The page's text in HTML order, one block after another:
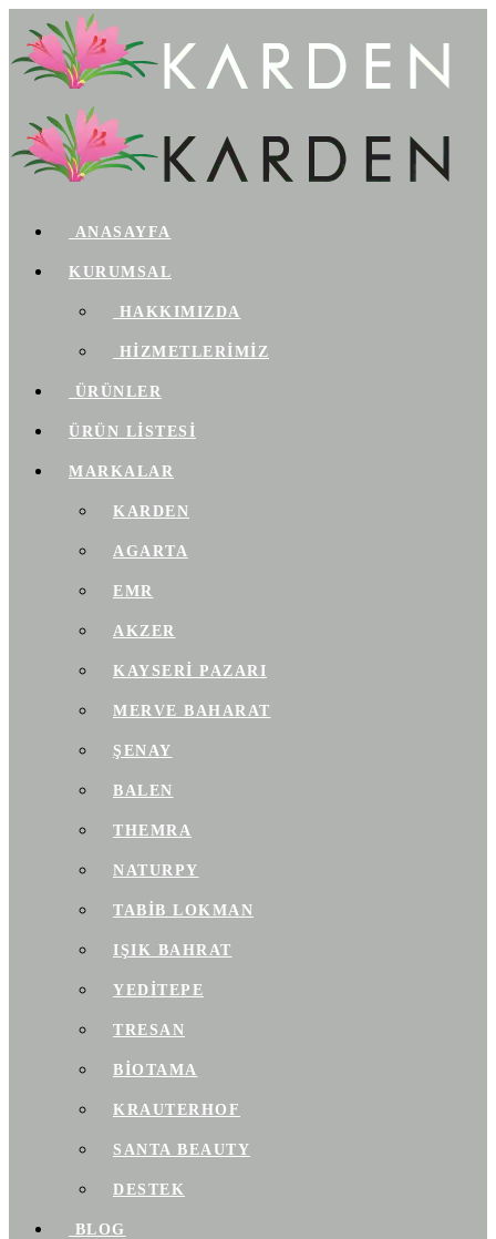
ANASAYFA
KURUMSAL
HAKKIMIZDA
HİZMETLERİMİZ
ÜRÜNLER
ÜRÜN LİSTESİ
MARKALAR
KARDEN
AGARTA
EMR
AKZER
KAYSERI PAZARI
MERVE BAHARAT
ŞENAY
BALEN
THEMRA
NATURPY
TABIB LOKMAN
IŞIK BAHRAT
YEDITEPE
TRESAN
BIOTAMA
KRAUTERHOF
SANTA BEAUTY
DESTEK
BLOG